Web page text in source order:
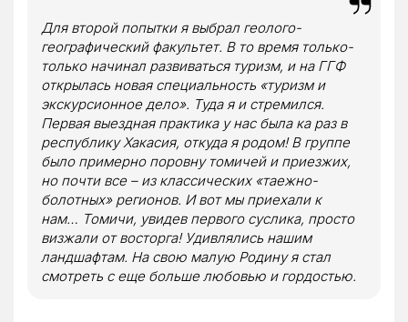
Для второй попытки я выбрал геолого-
географический факультет. В то время только-
только начинал развиваться туризм, и на ГГФ
открылась новая специальность «туризм и
экскурсионное дело». Туда я и стремился.
Первая выездная практика у нас была ка раз в
республику Хакасия, откуда я родом! В группе
было примерно поровну томичей и приезжих,
но почти все – из классических «таежно-
болотных» регионов. И вот мы приехали к
нам… Томичи, увидев первого суслика, просто
визжали от восторга! Удивлялись нашим
ландшафтам. На свою малую Родину я стал
смотреть с еще больше любовью и гордостью.